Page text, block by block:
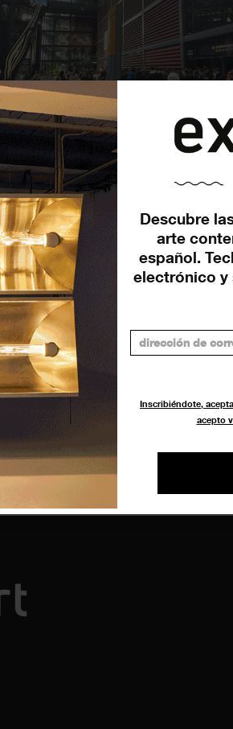
Descubre
arte
español.
electrónico y
Inscribiéndote,
acepto
personas acuden
Reina Sofía en 2022
3 ENERO 2023